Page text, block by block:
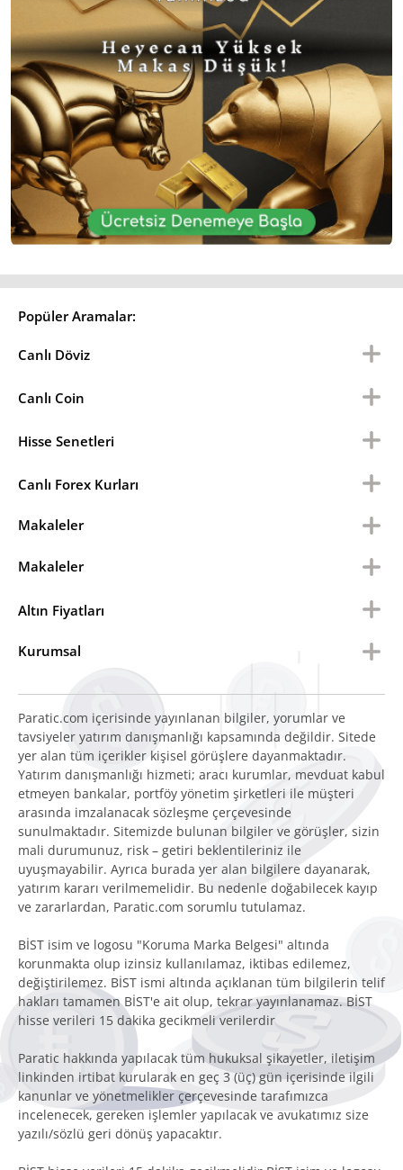
Popüler Aramalar:
Canlı Döviz
Canlı Coin
Hisse Senetleri
Canlı Forex Kurları
Makaleler
Makaleler
Altın Fiyatları
Kurumsal
Paratic.com içerisinde yayınlanan bilgiler, yorumlar ve
tavsiyeler yatırım danışmanlığı kapsamında değildir. Sitede
yer alan tüm içerikler kişisel görüşlere dayanmaktadır.
Yatırım danışmanlığı hizmeti; aracı kurumlar, mevduat kabul
etmeyen bankalar, portföy yönetim şirketleri ile müşteri
arasında imzalanacak sözleşme çerçevesinde
sunulmaktadır. Sitemizde bulunan bilgiler ve görüşler, sizin
mali durumunuz, risk – getiri beklentileriniz ile
uyuşmayabilir. Ayrıca burada yer alan bilgilere dayanarak,
yatırım kararı verilmemelidir. Bu nedenle doğabilecek kayıp
ve zararlardan, Paratic.com sorumlu tutulamaz.
BİST isim ve logosu "Koruma Marka Belgesi" altında
korunmakta olup izinsiz kullanılamaz, iktibas edilemez,
değiştirilemez. BİST ismi altında açıklanan tüm bilgilerin telif
hakları tamamen BİST'e ait olup, tekrar yayınlanamaz. BİST
hisse verileri 15 dakika gecikmeli verilerdir
Paratic hakkında yapılacak tüm hukuksal şikayetler, iletişim
linkinden irtibat kurularak en geç 3 (üç) gün içerisinde ilgili
kanunlar ve yönetmelikler çerçevesinde tarafımızca
incelenecek, gereken işlemler yapılacak ve avukatımız size
yazılı/sözlü geri dönüş yapacaktır.